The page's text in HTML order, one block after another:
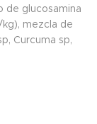
de glucosamina
mezcla de
Curcuma sp,